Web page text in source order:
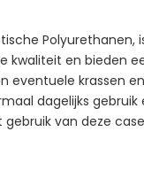
Polyurethanen,
kwaliteit en bieden
krassen en
dagelijks gebruik
van deze